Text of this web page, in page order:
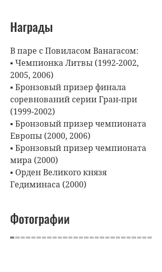
Награды
В паре с Повиласом Ванагасом:
▪ Чемпионка Литвы (1992-2002,
2005, 2006)
▪ Бронзовый призер финала
соревнований серии Гран-при
(1999-2002)
▪ Бронзовый призер чемпионата
Европы (2000, 2006)
▪ Бронзовый призер чемпионата
мира (2000)
▪ Орден Великого князя
Гедиминаса (2000)
Фотографии